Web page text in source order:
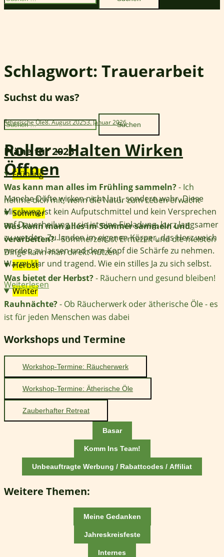
nach:
Schlagwort: Trauerarbeit
Ätherische Öle8. August 20253. Januar 2026
Roller – Halten Wirken
Öffnen
Manche Düfte wirken nicht laut, sondern wahr. Diese
Mischung ist kein Aufputschmittel und kein Versprechen
auf Dauerheilung – sie ist eine Einladung, kurz langsamer
zu werden. Zu landen im eigenen Körper, das Herz weich
werden zu lassen und dem Kopf die Schärfe zu nehmen.
Warm, klar und tragend. Wie ein stilles Ja zu sich selbst.
Weiterlesen
Suchst du was?
Suchen
nach:
Pläne für 2026
Frühling
Was kann man alles im Frühling sammeln?- Ich
nehme dich mit, wenn die Natur zum Leben erwacht
Sommer
Was kann man alles im Sommer sammeln und
verarbeiten?- Sommerzeit ist Erntezeit und die meisten
Dinge kann man direkt nutzen
Herbst
Was bietet der Herbst?- Räuchern und gesund bleiben!
Winter
Rauhnächte?- Ob Räucherwerk oder ätherische Öle - es
ist für jeden Menschen was dabei
Workshops und Termine
Workshop-Termine: Räucherwerk
Workshop-Termine: Ätherische Öle
Zauberhafter Retreat
Basar
Komm Ins Team!
Unbeauftragte Werbung / Rabattcodes / Affiliat
Weitere Themen:
Meine Gedanken
Jahreskreisfeste
Internes